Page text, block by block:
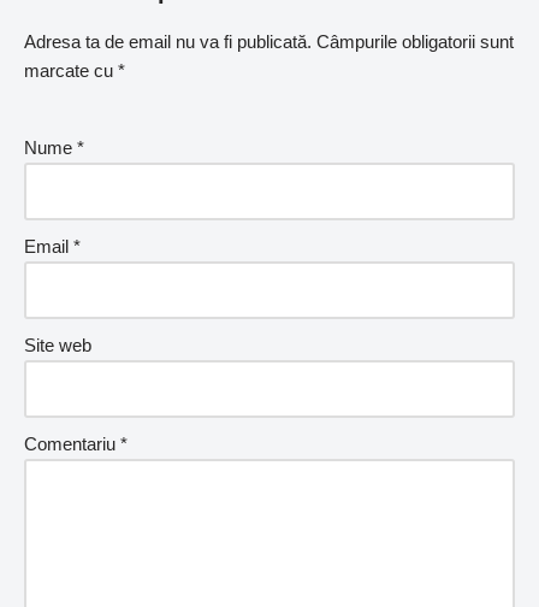
Adresa ta de email nu va fi publicată. Câmpurile obligatorii sunt
marcate cu *
Nume *
Email *
Site web
Comentariu *